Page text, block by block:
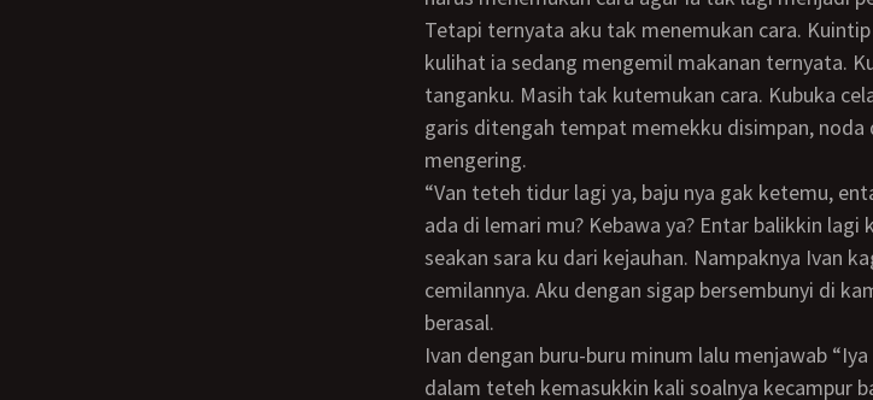
Tetapi ternyata aku tak menemukan cara. Kuintip Ivan didapur tempat ia minum,
kulihat ia sedang mengemil makanan ternyata.
tanganku. Masih tak kutemukan cara. Kubuka
garis ditengah tempat memekku disimpan, noda
mengering.
“Van teteh tidur lagi ya, baju nya gak ketemu, entar aja, oiya celana dalam teteh kok
ada di lemari mu? Kebawa ya? Entar balikkin lagi
seakan sara ku dari kejauhan. Nampaknya Ivan
cemilannya. Aku dengan sigap bersembunyi di
berasal.
Ivan dengan buru-buru minum lalu menjawab “Iya teh tidur aja duluan, itu celana
dalam teteh kemasukkin kali soalnya kecampur